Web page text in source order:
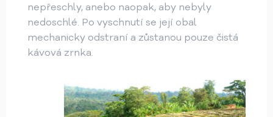
nepřeschly, anebo naopak, aby nebyly
nedoschlé. Po vyschnutí se její obal
mechanicky odstraní a zůstanou pouze čistá
kávová zrnka.